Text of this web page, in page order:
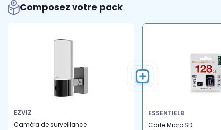
Composez votre pack
EZVIZ
Caméra de surveillance
ESSENTIELB
Carte Micro SD